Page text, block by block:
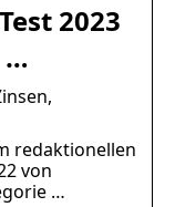
2023
…
redaktionellen
von
…